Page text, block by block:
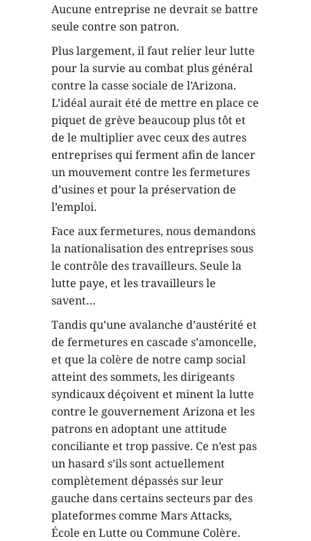
Aucune entreprise ne devrait se battre
seule contre son patron.
Plus largement, il faut relier leur lutte
pour la survie au combat plus général
contre la casse sociale de l’Arizona.
L’idéal aurait été de mettre en place ce
piquet de grève beaucoup plus tôt et
de le multiplier avec ceux des autres
entreprises qui ferment afin de lancer
un mouvement contre les fermetures
d’usines et pour la préservation de
l’emploi.
Face aux fermetures, nous demandons
la nationalisation des entreprises sous
le contrôle des travailleurs. Seule la
lutte paye, et les travailleurs le
savent…
Tandis qu’une avalanche d’austérité et
de fermetures en cascade s’amoncelle,
et que la colère de notre camp social
atteint des sommets, les dirigeants
syndicaux déçoivent et minent la lutte
contre le gouvernement Arizona et les
patrons en adoptant une attitude
conciliante et trop passive. Ce n’est pas
un hasard s’ils sont actuellement
complètement dépassés sur leur
gauche dans certains secteurs par des
plateformes comme Mars Attacks,
École en Lutte ou Commune Colère.